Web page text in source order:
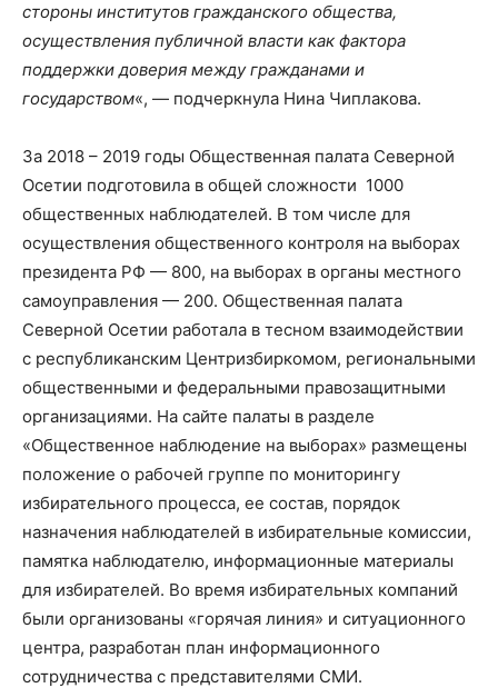
стороны институтов гражданского общества,
осуществления публичной власти как фактора
поддержки доверия между гражданами и
государством«, — подчеркнула Нина Чиплакова.
За 2018 – 2019 годы Общественная палата Северной
Осетии подготовила в общей сложности 1000
общественных наблюдателей. В том числе для
осуществления общественного контроля на выборах
президента РФ — 800, на выборах в органы местного
самоуправления — 200. Общественная палата
Северной Осетии работала в тесном взаимодействии
с республиканским Центризбиркомом, региональными
общественными и федеральными правозащитными
организациями. На сайте палаты в разделе
«Общественное наблюдение на выборах» размещены
положение о рабочей группе по мониторингу
избирательного процесса, ее состав, порядок
назначения наблюдателей в избирательные комиссии,
памятка наблюдателю, информационные материалы
для избирателей. Во время избирательных компаний
были организованы «горячая линия» и ситуационного
центра, разработан план информационного
сотрудничества с представителями СМИ.